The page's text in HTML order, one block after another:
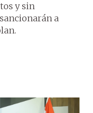
y sin
a